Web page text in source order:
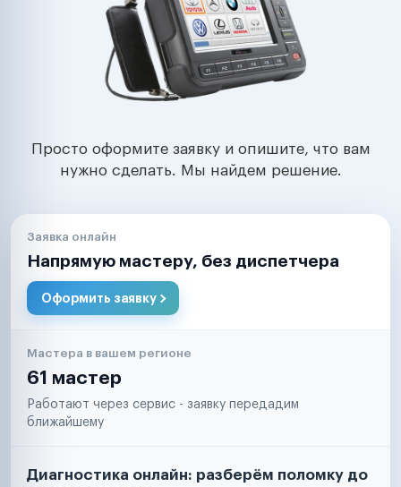
Просто оформите заявку и опишите, что вам
нужно сделать. Мы найдем решение.
Заявка онлайн
Напрямую мастеру, без диспетчера
Оформить заявку
Мастера в вашем регионе
61 мастер
Работают через сервис - заявку передадим
ближайшему
Диагностика онлайн: разберём поломку до